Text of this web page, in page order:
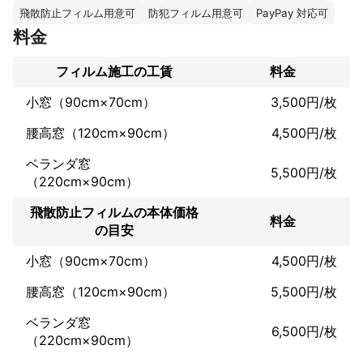
お客様1人1人のリフォームに対する悩みや疑問の解決を手助けで
きるよう、日々精進しております！まずはお気軽にご相談くださ
い。
これまでの実績
リフォーム業界に従事し17年以上が経ちました。
の豊富な経験があり、施工の実力に自信を持っています。
★ミツモアの口コミ★
す！ありがとうございました！」
「施工枚数をこちらの間違いで誤ってお伝えしていたのですが、
業を進めていただき、ご説明も丁寧にしていただけて良かったで
アピールポイント
★当店の特長★
・事前説明無しで当日の急な追加料金はありません！
飛散防止フィルム用意可
防犯フィルム用意可 PayPay 対応可
料金
フィルム施工の工賃
料金
小窓（90cm×70cm）
3,500円/枚
腰高窓（120cm×90cm）
4,500円/枚
ベランダ窓
（220cm×90cm）
5,500円/枚
飛散防止フィルムの本体価格
の目安
料金
小窓（90cm×70cm）
4,500円/枚
腰高窓（120cm×90cm）
5,500円/枚
ベランダ窓
（220cm×90cm）
6,500円/枚